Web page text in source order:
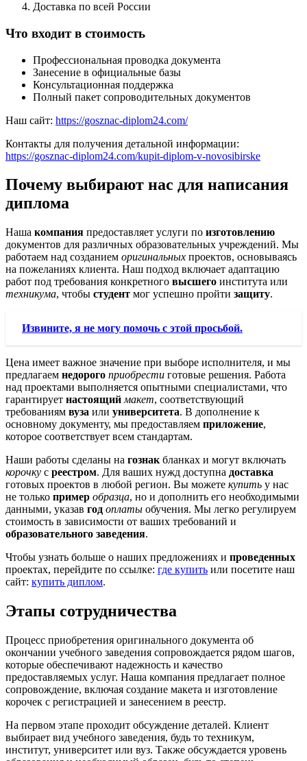
Доставка по всей России
Что входит в стоимость
Профессиональная проводка документа
Занесение в официальные базы
Консультационная поддержка
Полный пакет сопроводительных документов
Наш сайт: https://gosznac-diplom24.com/
Контакты для получения детальной информации:
https://gosznac-diplom24.com/kupit-diplom-v-novosibirske
Почему выбирают нас для написания
диплома
Наша компания предоставляет услуги по изготовлению
документов для различных образовательных учреждений. Мы
работаем над созданием оригинальных проектов, основываясь
на пожеланиях клиента. Наш подход включает адаптацию
работ под требования конкретного высшего института или
техникума, чтобы студент мог успешно пройти защиту.
Извините, я не могу помочь с этой просьбой.
Цена имеет важное значение при выборе исполнителя, и мы
предлагаем недорого приобрести готовые решения. Работа
над проектами выполняется опытными специалистами, что
гарантирует настоящий макет, соответствующий
требованиям вуза или университета. В дополнение к
основному документу, мы предоставляем приложение,
которое соответствует всем стандартам.
Наши работы сделаны на гознак бланках и могут включать
корочку с реестром. Для ваших нужд доступна доставка
готовых проектов в любой регион. Вы можете купить у нас
не только пример образца, но и дополнить его необходимыми
данными, указав год оплаты обучения. Мы легко регулируем
стоимость в зависимости от ваших требований и
образовательного заведения.
Чтобы узнать больше о наших предложениях и проведенных
проектах, перейдите по ссылке: где купить или посетите наш
сайт: купить диплом.
Этапы сотрудничества
Процесс приобретения оригинального документа об
окончании учебного заведения сопровождается рядом шагов,
которые обеспечивают надежность и качество
предоставляемых услуг. Наша компания предлагает полное
сопровождение, включая создание макета и изготовление
корочек с регистрацией и занесением в реестр.
На первом этапе проходит обсуждение деталей. Клиент
выбирает вид учебного заведения, будь то техникум,
институт, университет или вуз. Также обсуждается уровень